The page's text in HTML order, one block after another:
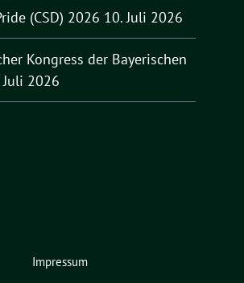
(CSD) 2026 10. Juli 2026
Kongress der Bayerischen
Juli 2026
Impressum